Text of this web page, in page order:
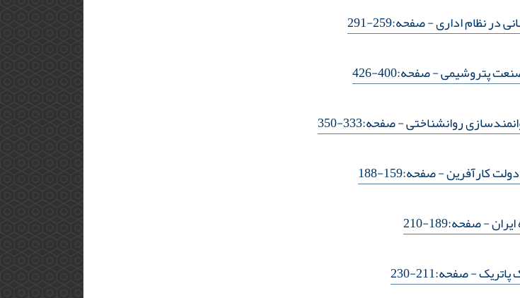
در نظام اداری- صفحه:259-291
صنعت پتروشیمی- صفحه:400-426
روانشناختی- صفحه:333-350
کارآفرین- صفحه:159-188
- صفحه:189-210
- صفحه:211-230